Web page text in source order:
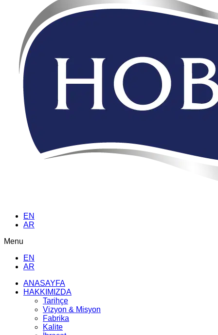
EN
AR
Menu
EN
AR
ANASAYFA
HAKKIMIZDA
Tarihçe
Vizyon & Misyon
Fabrika
Kalite